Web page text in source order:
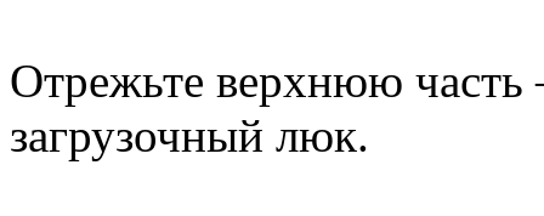
Отрежьте верхнюю часть
загрузочный люк.